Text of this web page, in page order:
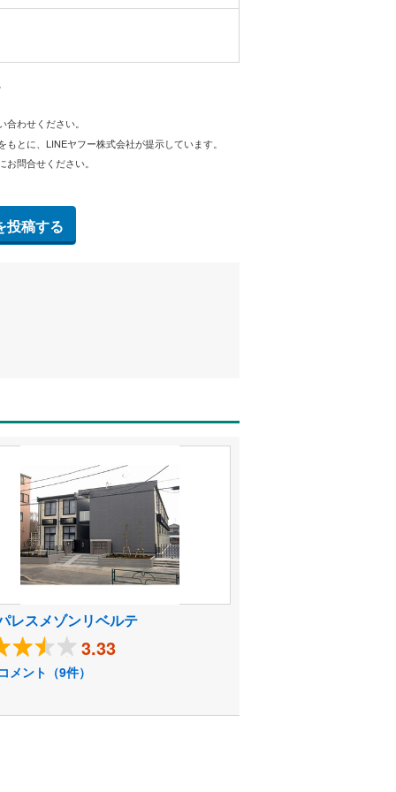
わせください。
もとに、LINEヤフー株式会社が提示しています。
問合せください。
投稿する
レスメゾンリベルテ
3.33
メント（9件）